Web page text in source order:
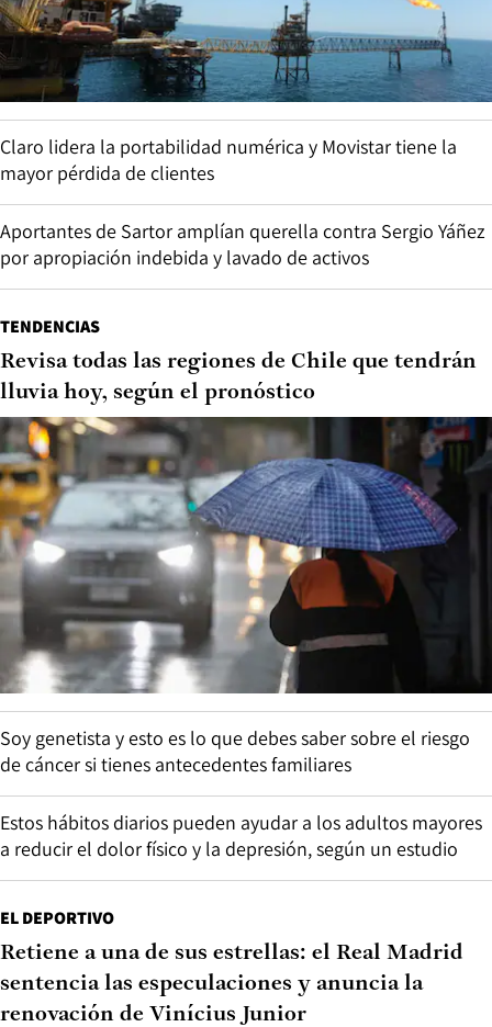
Claro lidera la portabilidad numérica y Movistar tiene la
mayor pérdida de clientes
Aportantes de Sartor amplían querella contra Sergio Yáñez
por apropiación indebida y lavado de activos
TENDENCIAS
Revisa todas las regiones de Chile que tendrán
lluvia hoy, según el pronóstico
Soy genetista y esto es lo que debes saber sobre el riesgo
de cáncer si tienes antecedentes familiares
Estos hábitos diarios pueden ayudar a los adultos mayores
a reducir el dolor físico y la depresión, según un estudio
EL DEPORTIVO
Retiene a una de sus estrellas: el Real Madrid
sentencia las especulaciones y anuncia la
renovación de Vinícius Junior